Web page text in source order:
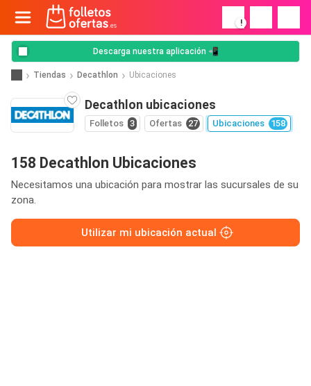
!
Descarga nuestra aplicación 📲
Tiendas Decathlon Ubicaciones
Decathlon ubicaciones
Folletos 3 Ofertas 27 Ubicaciones 158
158 Decathlon Ubicaciones
Necesitamos una ubicación para mostrar las sucursales de su
zona.
Utilizar mi ubicación actual